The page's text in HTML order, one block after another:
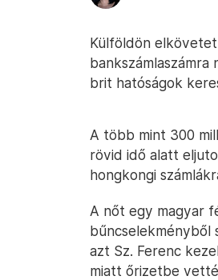
Külföldön
brit hatóságok
A több mint 300
rövid idő alatt
hongkongi
A nőt egy magyar
bűncselekményből
azt Sz. Ferenc
miatt őrizetbe